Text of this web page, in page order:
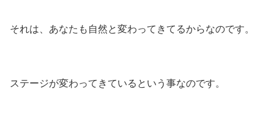
それは、あなたも自然と変わってきてるからなのです。
ステージが変わってきているという事なのです。